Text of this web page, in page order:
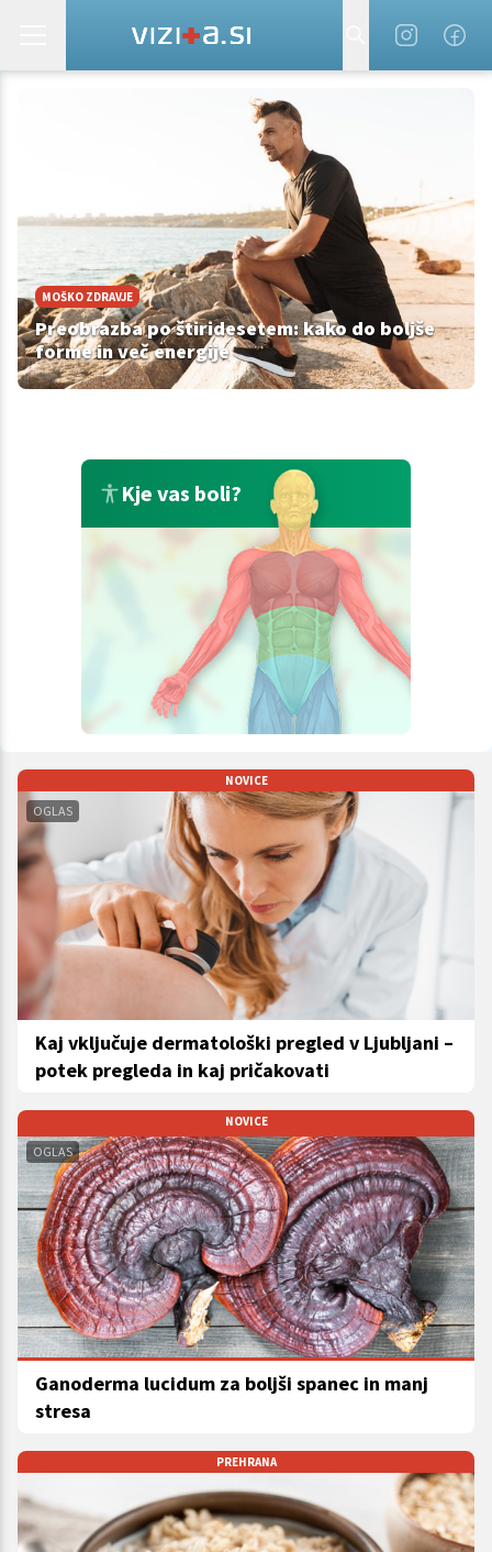
MOŠKO ZDRAVJE
Preobrazba po štiridesetem: kako do boljše
forme in več energije
Kje vas boli?
NOVICE
OGLAS
Kaj vključuje dermatološki pregled v Ljubljani –
potek pregleda in kaj pričakovati
NOVICE
OGLAS
Ganoderma lucidum za boljši spanec in manj
stresa
PREHRANA